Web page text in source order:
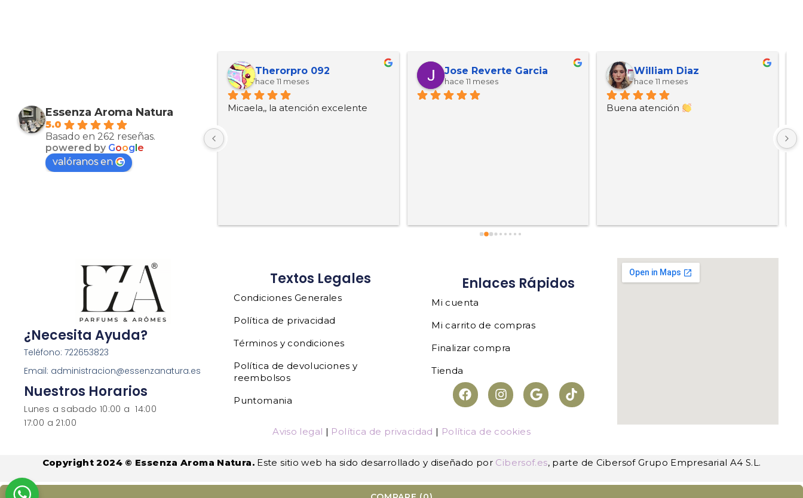
Essenza Aroma Natura
5.0
Basado en 262 reseñas.
powered by Google
valóranos en
Muy bien productos
Therorpro 092
hace 11 meses
Micaela,, la atención excelente
Jose Reverte Garcia
hace 11 meses
William Diaz
hace 11 meses
Buena atención
¿Necesita Ayuda?
Teléfono: 722653823
Email: administracion@essenzanatura.es
Nuestros Horarios
Lunes a sabado 10:00 a 14:00
17:00 a 21:00
Textos Legales
Condiciones Generales
Política de privacidad
Términos y condiciones
Política de devoluciones y
reembolsos
Puntomania
Enlaces Rápidos
Mi cuenta
Mi carrito de compras
Finalizar compra
Tienda
Aviso legal | Política de privacidad | Política de cookies
Copyright 2024 © Essenza Aroma Natura.Este sitio web ha sido desarrollado y diseñado por Cibersof.es, parte de Cibersof Grupo Empresarial A4 S.L.